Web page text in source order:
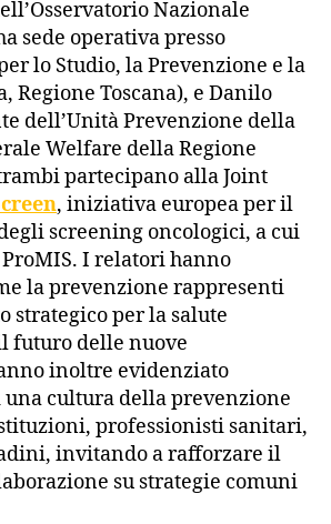
Nazionale
sede operativa presso
lo Studio, la Prevenzione e la
Regione Toscana), e Danilo
dell’Unità Prevenzione della
Welfare della Regione
partecipano alla Joint
, iniziativa europea per il
screening oncologici, a cui
I relatori hanno
la prevenzione rappresenti
strategico per la salute
futuro delle nuove
inoltre evidenziato
una cultura della prevenzione
professionisti sanitari,
invitando a rafforzare il
su strategie comuni